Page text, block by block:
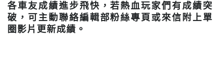
各車友成績進步飛快，若熱血玩家們有成績突
破，可主動聯絡編輯部粉絲專頁或來信附上單
圈影片更新成績。